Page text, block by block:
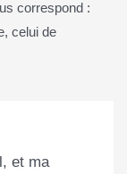
correspond :
celui de
et ma